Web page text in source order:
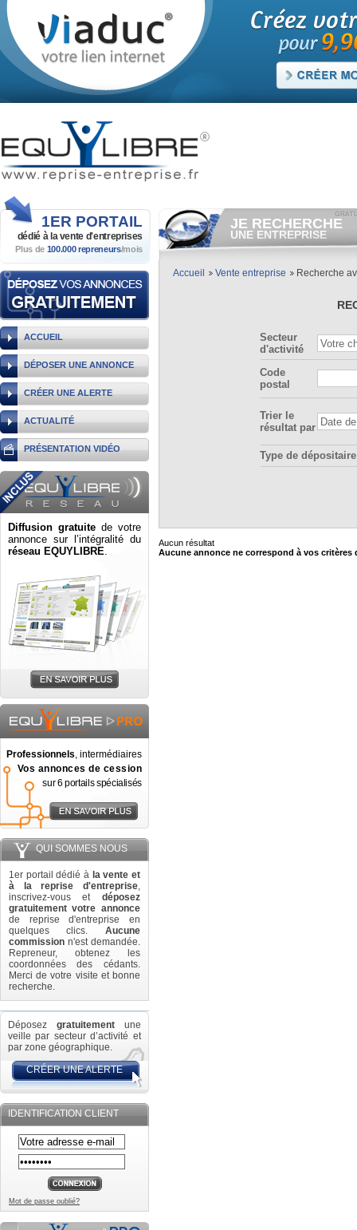
1ER PORTAIL
dédié à la vente d'entreprises
Plus de 100.000 repreneurs/mois
ACCUEIL
DÉPOSER UNE ANNONCE
CRÉER UNE ALERTE
ACTUALITÉ
PRÉSENTATION VIDÉO
Diffusion gratuite de votre
annonce sur l’intégralité du
réseau EQUYLIBRE.
Professionnels, intermédiaires
Vos annonces de cession
sur 6 portails spécialisés
QUI SOMMES NOUS
1er portail dédié à la vente et
à la reprise d'entreprise,
inscrivez-vous et déposez
gratuitement votre annonce
de reprise d'entreprise en
quelques clics. Aucune
commission n'est demandée.
Repreneur, obtenez les
coordonnées des cédants.
Merci de votre visite et bonne
recherche.
Déposez gratuitement une
veille par secteur d’activité et
par zone géographique.
CRÉER UNE ALERTE
IDENTIFICATION CLIENT
Mot de passe oublié?
JE RECHERCHE
UNE ENTREPRISE
Consulter gratuitementles
vendre.
Et/ou déposer
gratuitement
RECHERCHER UNE
Accueil Vente entreprise Recherche
Secteur
d'activité
Code
postal
Trier le
résultat par
Type de
Aucun résultat
Aucune annonce ne correspond à vos critères